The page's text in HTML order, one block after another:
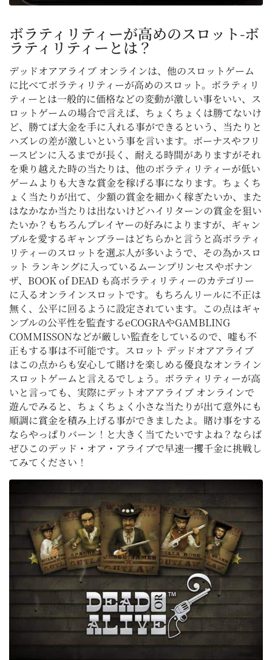
ボラティリティーが高めのスロット-ボ
ラティリティーとは？
デッドオアアライブ オンラインは、他のスロットゲーム
に比べてボラティリティーが高めのスロット。ボラティリ
ティーとは一般的に価格などの変動が激しい事をいい、ス
ロットゲームの場合で言えば、ちょくちょくは勝てないけ
ど、勝てば大金を手に入れる事ができるという、当たりと
ハズレの差が激しいという事を言います。ボーナスやフリ
ースピンに入るまでが長く、耐える時間がありますがそれ
を乗り越えた時の当たりは、他のボラティリティーが低い
ゲームよりも大きな賞金を稼げる事になります。ちょくち
ょく当たりが出て、少額の賞金を細かく稼ぎたいか、また
はなかなか当たりは出ないけどハイリターンの賞金を狙い
たいか？もちろんプレイヤーの好みによりますが、ギャン
ブルを愛するギャンブラーはどちらかと言うと高ボラティ
リティーのスロットを選ぶ人が多いようで、その為かスロ
ット ランキングに入っているムーンプリンセスやボナン
ザ、BOOK of DEAD も高ボラティリティーのカテゴリー
に入るオンラインスロットです。もちろんリールに不正は
無く、公平に回るように設定されています。この点はギャ
ンブルの公平性を監査するeCOGRAやGAMBLING
COMMISSONなどが厳しい監査をしているので、嘘も不
正もする事は不可能です。スロット デッドオアアライブ
はこの点からも安心して賭けを楽しめる優良なオンライン
スロットゲームと言えるでしょう。ボラティリティーが高
いと言っても、実際にデットオアアライブ オンラインで
遊んでみると、ちょくちょく小さな当たりが出て意外にも
順調に賞金を積み上げる事ができましたよ。賭け事をする
ならやっぱりバーン！と大きく当てたいですよね？ならば
ぜひこのデッド・オア・アライブで早速一攫千金に挑戦し
てみてください！